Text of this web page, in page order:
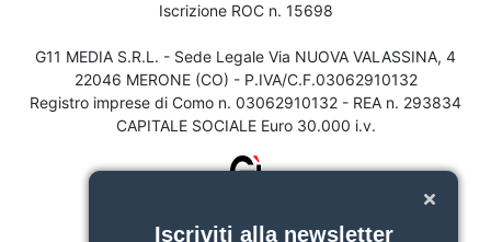
Iscrizione ROC n. 15698
G11 MEDIA S.R.L. - Sede Legale Via NUOVA VALASSINA, 4
22046 MERONE (CO) - P.IVA/C.F.03062910132
Registro imprese di Como n. 03062910132 - REA n. 293834
CAPITALE SOCIALE Euro 30.000 i.v.
Iscriviti alla newsletter